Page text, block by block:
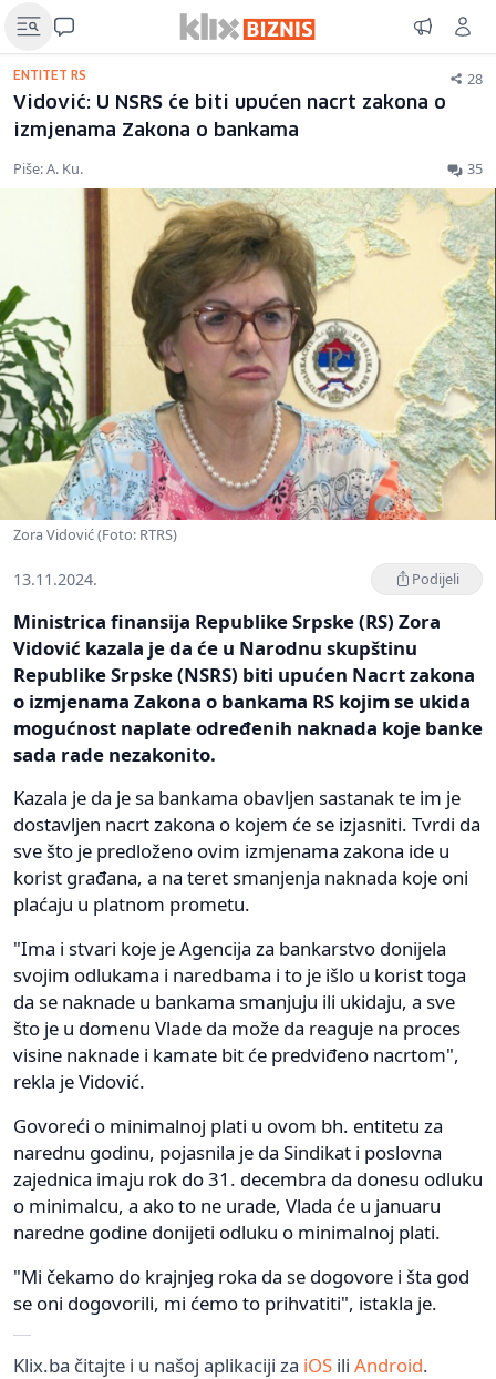
ENTITET RS 28
Vidović: U NSRS će biti upućen nacrt zakona o
izmjenama Zakona o bankama
Piše: A. Ku. 35
Zora Vidović (Foto: RTRS)
13.11.2024. Podijeli
Ministrica finansija Republike Srpske (RS) Zora
Vidović kazala je da će u Narodnu skupštinu
Republike Srpske (NSRS) biti upućen Nacrt zakona
o izmjenama Zakona o bankama RS kojim se ukida
mogućnost naplate određenih naknada koje banke
sada rade nezakonito.
Kazala je da je sa bankama obavljen sastanak te im je
dostavljen nacrt zakona o kojem će se izjasniti. Tvrdi da
sve što je predloženo ovim izmjenama zakona ide u
korist građana, a na teret smanjenja naknada koje oni
plaćaju u platnom prometu.
"Ima i stvari koje je Agencija za bankarstvo donijela
svojim odlukama i naredbama i to je išlo u korist toga
da se naknade u bankama smanjuju ili ukidaju, a sve
što je u domenu Vlade da može da reaguje na proces
visine naknade i kamate bit će predviđeno nacrtom",
rekla je Vidović.
Govoreći o minimalnoj plati u ovom bh. entitetu za
narednu godinu, pojasnila je da Sindikat i poslovna
zajednica imaju rok do 31. decembra da donesu odluku
o minimalcu, a ako to ne urade, Vlada će u januaru
naredne godine donijeti odluku o minimalnoj plati.
"Mi čekamo do krajnjeg roka da se dogovore i šta god
se oni dogovorili, mi ćemo to prihvatiti", istakla je.
Klix.ba čitajte i u našoj aplikaciji za iOS ili Android.